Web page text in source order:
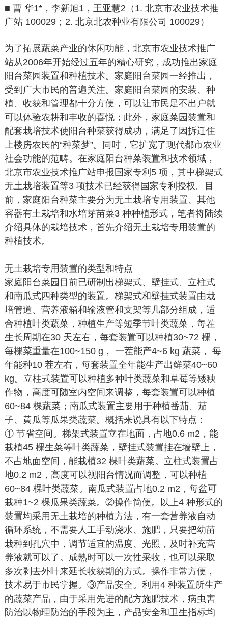
■ 曹 华1*，李新旭1，王亚慧2（1. 北京市农业技术推
广站 100029；2. 北京北农种业有限公司 100029）
为了拓展蔬菜产业的休闲功能，北京市农业技术推广
站从2006年开始经过五年的精心研究，成功推出家庭
阳台菜园装置和种植技术。家庭阳台菜园一经推出，
受到广大市民的普遍关注。家庭阳台菜园的安装、种
植、收获和管理都十分方便，可以让市民足不出户就
可以体验农耕和丰收的喜悦；此外，家庭菜园装置和
配套栽培技术使阳台种菜获得成功，满足了因拆迁住
上楼房农民的“种菜梦”。同时，它扩宽了现代都市农业
社会功能的范畴。在家庭阳台种菜装置和技术领域，
北京市农业技术推广站申报国家专利5 项，其中梯架式
无土栽培装置等3 项技术已经获得国家专利授权。目
前，家庭阳台种菜主要分为无土栽培专用装置、其他
容器有土栽培和水培芽苗菜3 种种植形式，笔者将陆续
介绍具体的栽培技术，首先介绍无土栽培专用装置的
种植技术。
无土栽培专用装置的类型和特点
家庭阳台菜园目前已研制出梯架式、壁挂式、立柱式
和南瓜式四种类型的装置。梯架式和壁挂式装置由栽
培管道、营养液箱和输液管和支架等几部分组成，适
合种植叶类蔬菜，种植生产等短季节叶类蔬菜，每茬
生长周期在30 天左右，每套装置可以种植30~72 棵，
每棵菜重量在100~150 g， 一茬能产4~6 kg 蔬菜， 每
年能种10 茬左右，每套装置全年能生产出鲜菜40~60
kg。立柱式装置可以种植多种叶类蔬菜和草莓等矮秧
作物，高度可随室内空间来调整，每套装置可以种植
60~84 棵蔬菜；南瓜式装置主要用于种植番茄、茄
子、黄瓜等瓜果类蔬菜。概括来说具有以下特点：
① 节省空间。梯架式装置立在地面，占地0.6 m2，能
栽植45 棵生菜等叶类蔬菜，壁挂式装置挂在墙壁上，
不占地面空间，能栽植32 棵叶类蔬菜。立柱式装置占
地0.2 m2，高度可以视阳台情况而调整，可以种植
60~84 棵叶类蔬菜。南瓜式装置占地0.2 m2，每盆可
栽种1~2 棵瓜果类蔬菜。②操作简便。以上4 种形式的
装置均采用无土栽培的种植方法，有一套营养液自动
循环系统，不需要人工手动浇水、施肥，只要把幼苗
栽种到孔穴中，调节适宜的温度、光照，及时补充营
养液就可以了。成熟时可以一次性采收，也可以采取
多次剥去外叶来延长收获期的方式。操作非常方便，
技术易于市民掌握。③产品安全。利用4 种装置所生产
的蔬菜产品，由于采用先进的配方施肥技术，病虫害
防治以物理防治的手段为主，产品安全和卫生指标均